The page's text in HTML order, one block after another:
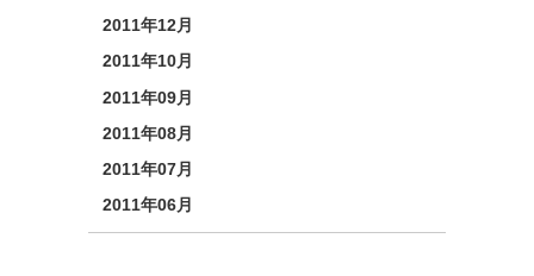
2011年12月
2011年10月
2011年09月
2011年08月
2011年07月
2011年06月